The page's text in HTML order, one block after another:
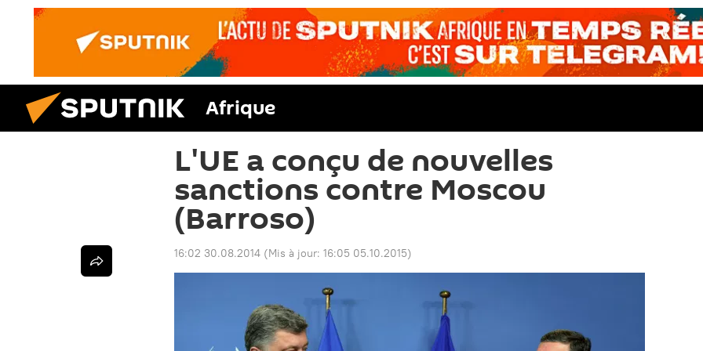
Afrique
L'UE a conçu de nouvelles
sanctions contre Moscou
(Barroso)
16:02 30.08.2014 (Mis à jour: 16:05 05.10.2015)